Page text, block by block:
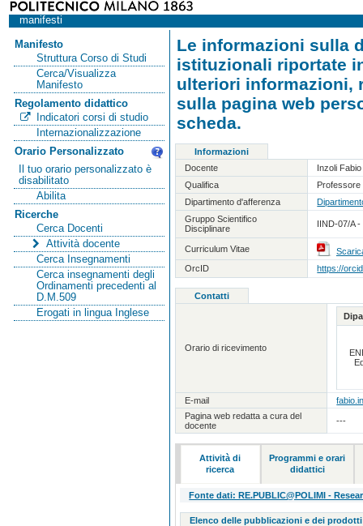
manifesti
Manifesto
Struttura Corso di Studi
Cerca/Visualizza
Manifesto
Regolamento didattico
Indicatori corsi di studio
Internazionalizzazione
Orario Personalizzato
Il tuo orario personalizzato è
disabilitato
Abilita
Ricerche
Cerca Docenti
Attività docente
Cerca Insegnamenti
Cerca insegnamenti degli
Ordinamenti precedenti al
D.M.509
Erogati in lingua Inglese
Le informazioni sulla
istituzionali riportate
ulteriori informazioni,
sulla pagina web
scheda.
Informazioni
Docente
Inzoli Fabio
Qualifica
Professore
Dipartimento d'afferenza
Gruppo Scientifico
Disciplinare
IIND-07/A
Curriculum Vitae
OrcID
https://
Contatti
Orario di ricevimento
E-mail
Pagina web redatta a cura del
docente
---
Attività di
ricerca
Programmi e orari
didattici
Fonte dati: RE.PUBLIC@POLIMI -
Elenco delle pubblicazioni e dei